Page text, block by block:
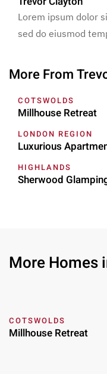
Lorem ipsum dolor
sed do eiusmod
More From
COTSWOLDS
Millhouse Retreat
LONDON REGION
Luxurious
HIGHLANDS
Sherwood
More Homes
COTSWOLDS
Millhouse Retreat